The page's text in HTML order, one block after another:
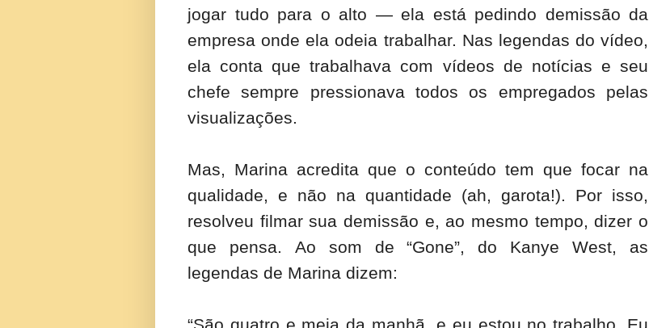
jogar tudo para o alto — ela está pedindo demissão da
empresa onde ela odeia trabalhar. Nas legendas do vídeo,
ela conta que trabalhava com vídeos de notícias e seu
chefe sempre pressionava todos os empregados pelas
visualizações.
Mas, Marina acredita que o conteúdo tem que focar na
qualidade, e não na quantidade (ah, garota!). Por isso,
resolveu filmar sua demissão e, ao mesmo tempo, dizer o
que pensa. Ao som de “Gone”, do Kanye West, as
legendas de Marina dizem: